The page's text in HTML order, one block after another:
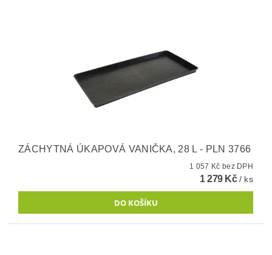
ZÁCHYTNÁ ÚKAPOVÁ VANIČKA, 28 L - PLN 3766
1 057 Kč bez DPH
1 279 Kč/ ks